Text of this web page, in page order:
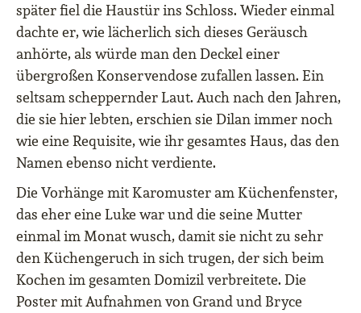
später fiel die Haustür ins Schloss. Wieder einmal
dachte er, wie lächerlich sich dieses Geräusch
anhörte, als würde man den Deckel einer
übergroßen Konservendose zufallen lassen. Ein
seltsam scheppernder Laut. Auch nach den Jahren,
die sie hier lebten, erschien sie Dilan immer noch
wie eine Requisite, wie ihr gesamtes Haus, das den
Namen ebenso nicht verdiente.
Die Vorhänge mit Karomuster am Küchenfenster,
das eher eine Luke war und die seine Mutter
einmal im Monat wusch, damit sie nicht zu sehr
den Küchengeruch in sich trugen, der sich beim
Kochen im gesamten Domizil verbreitete. Die
Poster mit Aufnahmen von Grand und Bryce